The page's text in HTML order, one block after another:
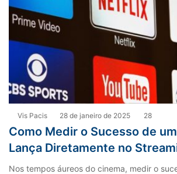
Vis Pacis 28 de janeiro de 2025 28
Como Medir o Sucesso de
Lança Diretamente no
Nos tempos áureos do cinema, medir o